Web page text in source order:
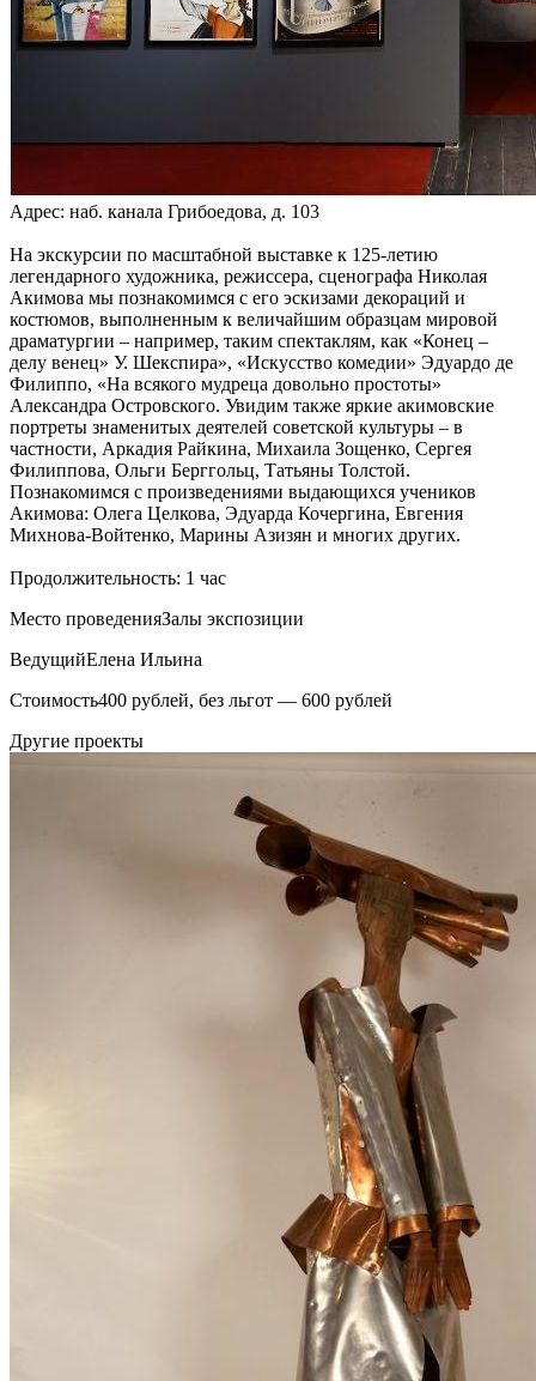
Адрес: наб. канала Грибоедова, д. 103
На экскурсии по масштабной выставке к 125-летию
легендарного художника, режиссера, сценографа Николая
Акимова мы познакомимся с его эскизами декораций и
костюмов, выполненным к величайшим образцам мировой
драматургии – например, таким спектаклям, как «Конец –
делу венец» У. Шекспира», «Искусство комедии» Эдуардо де
Филиппо, «На всякого мудреца довольно простоты»
Александра Островского. Увидим также яркие акимовские
портреты знаменитых деятелей советской культуры – в
частности, Аркадия Райкина, Михаила Зощенко, Сергея
Филиппова, Ольги Берггольц, Татьяны Толстой.
Познакомимся с произведениями выдающихся учеников
Акимова: Олега Целкова, Эдуарда Кочергина, Евгения
Михнова-Войтенко, Марины Азизян и многих других.
Продолжительность: 1 час
Место проведенияЗалы экспозиции
ВедущийЕлена Ильина
Стоимость400 рублей, без льгот — 600 рублей
Другие проекты